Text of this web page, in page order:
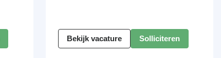
Bekijk vacature Solliciteren